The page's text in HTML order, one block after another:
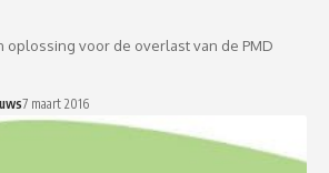
oplossing voor de overlast van de PMD
7 maart 2016